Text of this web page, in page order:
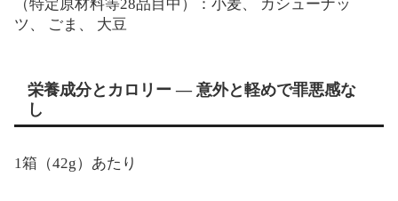
（特定原材料等28品目中）：小麦、 カシューナッ
ツ、 ごま、 大豆
栄養成分とカロリー — 意外と軽めで罪悪感な
し
1箱（42g）あたり